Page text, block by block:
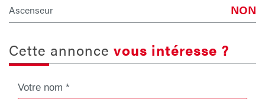
Ascenseur NON
cette annonce vous intéresse ?
Votre nom *